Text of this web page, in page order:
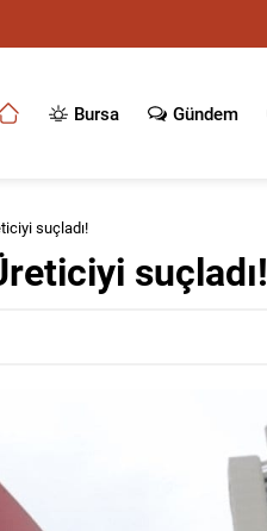
Bursa Gündem
suçladı!
suçladı!